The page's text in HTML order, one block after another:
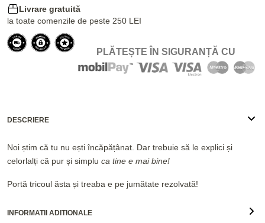
Livrare gratuită
la toate comenzile de peste 250 LEI
PLĂTEȘTE ÎN SIGURANȚĂ CU
DESCRIERE
Noi știm că tu nu ești încăpățânat. Dar trebuie să le explici și
celorlalți că pur și simplu ca tine e mai bine!
Portă tricoul ăsta și treaba e pe jumătate rezolvată!
INFORMATII ADITIONALE